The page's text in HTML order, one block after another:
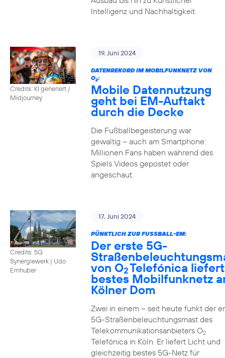
Intelligenz und Nachhaltigkeit.
Credits: KI generiert /
Midjourney
19. Juni 2024
DATENREKORD IM MOBILFUNKNETZ VON
O2:
Mobile Datennutzung
geht bei EM-Auftakt
durch die Decke
Die Fußballbegeisterung war
gewaltig – auch am Smartphone:
Millionen Fans haben während des
Spiels Videos gepostet oder
angeschaut.
Credits: 5G
Synergiewerk | Udo
Ernhuber
17. Juni 2024
PÜNKTLICH ZUR FUSSBALL-EM:
Der erste 5G-
von O2Telefónica liefert
bestes Mobilfunknetz
Kölner Dom
Zwei in einem – seit heute funkt der
5G-Straßenbeleuchtungsmast des
Telekommunikationsanbieters O2
Telefónica in Köln. Er liefert Licht und
gleichzeitig bestes 5G-Netz für